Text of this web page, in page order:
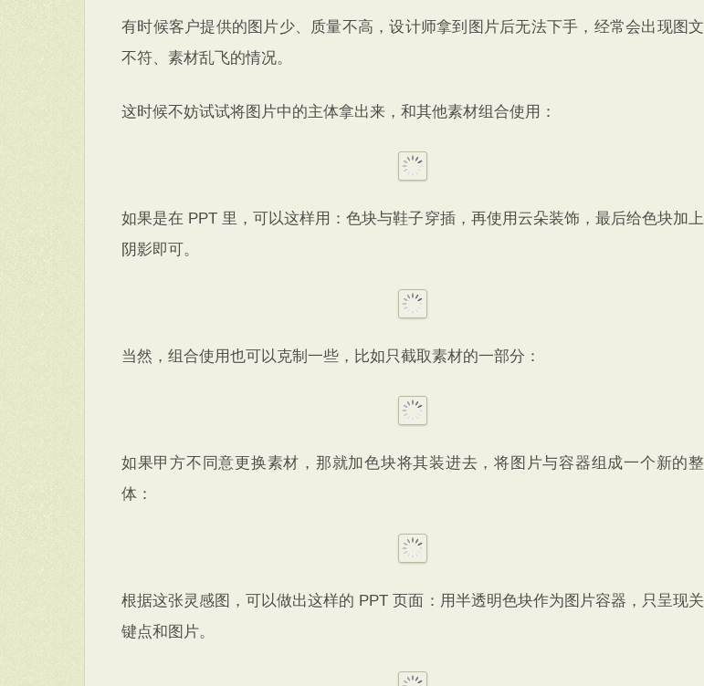
有时候客户提供的图片少、质量不高，设计师拿到图片后无法下手，经常会出现图文
不符、素材乱飞的情况。
这时候不妨试试将图片中的主体拿出来，和其他素材组合使用：
如果是在 PPT 里，可以这样用：色块与鞋子穿插，再使用云朵装饰，最后给色块加上
阴影即可。
当然，组合使用也可以克制一些，比如只截取素材的一部分：
如果甲方不同意更换素材，那就加色块将其装进去，将图片与容器组成一个新的整
体：
根据这张灵感图，可以做出这样的 PPT 页面：用半透明色块作为图片容器，只呈现关
键点和图片。